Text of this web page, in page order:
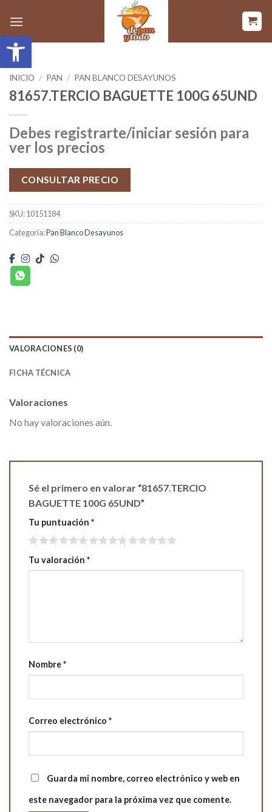
Abrir barra de herramientas
contenido
INICIO / PAN / PAN BLANCO DESAYUNOS
81657.TERCIO BAGUETTE 100G 65UND
Debes registrarte/iniciar sesión para
ver los precios
CONSULTAR PRECIO
SKU:10151184
Categoría:Pan Blanco Desayunos
VALORACIONES (0)
FICHA TÉCNICA
Valoraciones
No hay valoraciones aún.
Sé el primero en valorar “81657.TERCIO
BAGUETTE 100G 65UND”
Tu puntuación *
Tu valoración *
Nombre*
Correo electrónico *
Guarda mi nombre, correo electrónico y web en
este navegador para la próxima vez que comente.